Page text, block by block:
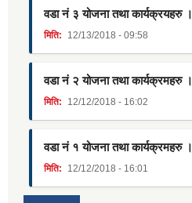
वडा नं ३ योजना तथा कार्यक्रयहरु ।
मिति: 12/13/2018 - 09:58
वडा नं २ योजना तथा कार्यक्रमहरु ।
मिति: 12/12/2018 - 16:02
वडा नं १ योजना तथा कार्यक्रमहरु ।
मिति: 12/12/2018 - 16:01